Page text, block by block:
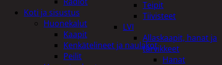
Teipit
Tiivisteet
LVI
Allaskaapit, hanat ja
tarvikkeet
Hanat
Koti ja sisustus
Huonekalut
Kaapit
Kenkätelineet ja naulakot
Peilit